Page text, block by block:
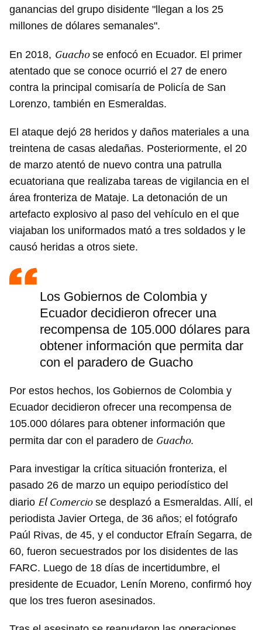
ganancias del grupo disidente "llegan a los 25
millones de dólares semanales".
En 2018, Guachose enfocó en Ecuador. El primer
atentado que se conoce ocurrió el 27 de enero
contra la principal comisaría de Policía de San
Lorenzo, también en Esmeraldas.
El ataque dejó 28 heridos y daños materiales a una
treintena de casas aledañas. Posteriormente, el 20
de marzo atentó de nuevo contra una patrulla
ecuatoriana que realizaba tareas de vigilancia en el
área fronteriza de Mataje. La detonación de un
artefacto explosivo al paso del vehículo en el que
viajaban los uniformados mató a tres soldados y le
causó heridas a otros siete.
Los Gobiernos de Colombia y
Ecuador decidieron ofrecer una
recompensa de 105.000 dólares para
obtener información que permita dar
con el paradero de Guacho
Por estos hechos, los Gobiernos de Colombia y
Ecuador decidieron ofrecer una recompensa de
105.000 dólares para obtener información que
permita dar con el paradero de Guacho.
Para investigar la crítica situación fronteriza, el
pasado 26 de marzo un equipo periodístico del
diario El Comerciose desplazó a Esmeraldas. Allí, el
periodista Javier Ortega, de 36 años; el fotógrafo
Paúl Rivas, de 45, y el conductor Efraín Segarra, de
60, fueron secuestrados por los disidentes de las
FARC. Luego de 18 días de incertidumbre, el
presidente de Ecuador, Lenín Moreno, confirmó hoy
que los tres fueron asesinados.